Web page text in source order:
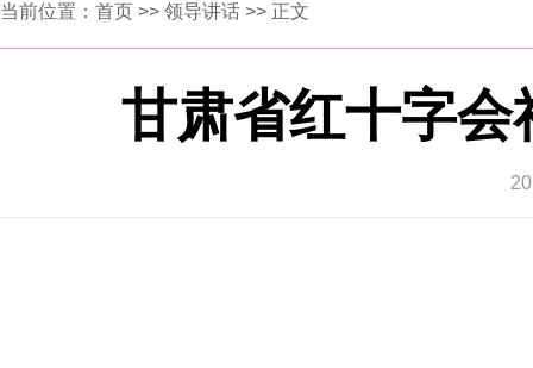
当前位置： 首页 >> 领导讲话 >> 正文
甘肃省红十字